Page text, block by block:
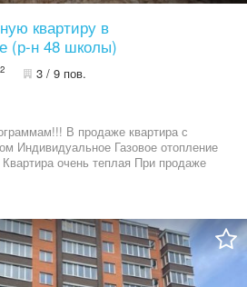
квартиру в
(р-н 48 школы)
2 3 / 9 пов.
В продаже квартира с
Индивидуальное Газовое отопление
очень теплая При продаже
района: садики,
общественного транспорта